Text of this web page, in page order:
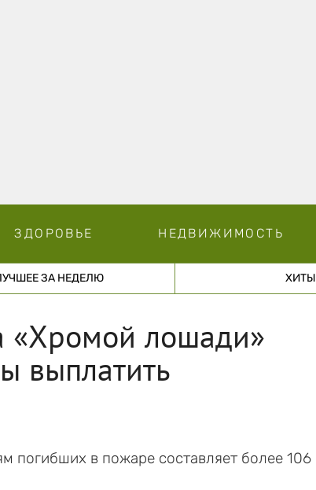
ЗДОРОВЬЕ НЕДВИЖИМОСТЬ
ЗА НЕДЕЛЮ ХИТЫ
«Хромой лошади»
выплатить
погибших в пожаре составляет более 106